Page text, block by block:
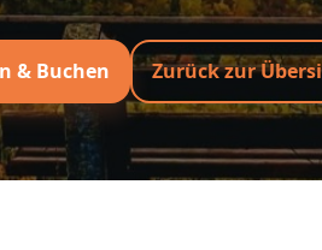
& Buchen Zurück zur